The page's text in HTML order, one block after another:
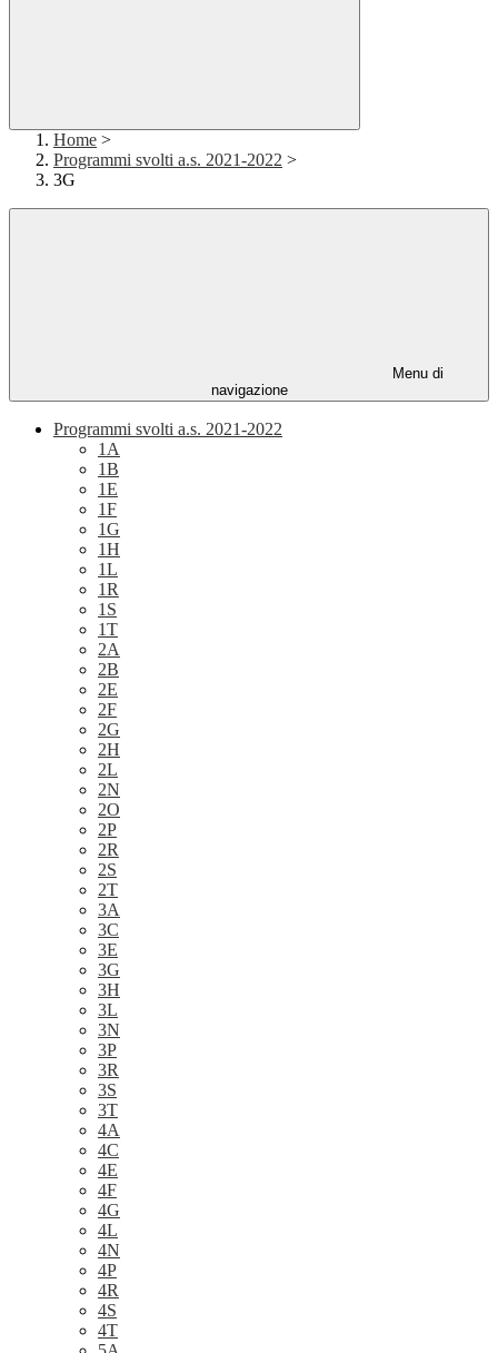
Home >
Programmi svolti a.s. 2021-2022 >
3G
Menu di
navigazione
Programmi svolti a.s. 2021-2022
1A
1B
1E
1F
1G
1H
1L
1R
1S
1T
2A
2B
2E
2F
2G
2H
2L
2N
2O
2P
2R
2S
2T
3A
3C
3E
3G
3H
3L
3N
3P
3R
3S
3T
4A
4C
4E
4F
4G
4L
4N
4P
4R
4S
4T